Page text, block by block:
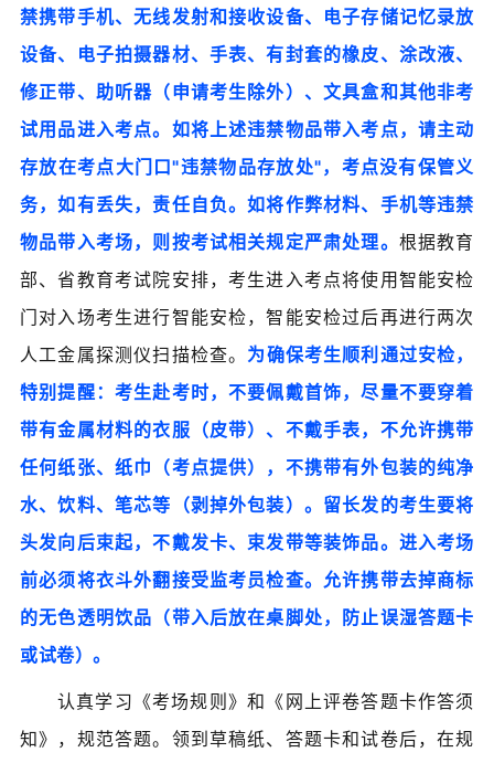
禁携带手机、无线发射和接收设备、电子存储记忆录放
设备、电子拍摄器材、手表、有封套的橡皮、涂改液、
修正带、助听器（申请考生除外）、文具盒和其他非考
试用品进入考点。如将上述违禁物品带入考点，请主动
存放在考点大门口"违禁物品存放处"，考点没有保管义
务，如有丢失，责任自负。如将作弊材料、手机等违禁
物品带入考场，则按考试相关规定严肃处理。 根据教育
部、省教育考试院安排，考生进入考点将使用智能安检
门对入场考生进行智能安检，智能安检过后再进行两次
人工金属探测仪扫描检查。 为确保考生顺利通过安检，
特别提醒：考生赴考时，不要佩戴首饰，尽量不要穿着
带有金属材料的衣服（皮带）、不戴手表，不允许携带
任何纸张、纸巾（考点提供），不携带有外包装的纯净
水、饮料、笔芯等（剥掉外包装）。留长发的考生要将
头发向后束起，不戴发卡、束发带等装饰品。进入考场
前必须将衣斗外翻接受监考员检查。允许携带去掉商标
的无色透明饮品（带入后放在桌脚处，防止误湿答题卡
或试卷）。
认真学习《考场规则》和《网上评卷答题卡作答须
知》，规范答题。领到草稿纸、答题卡和试卷后，在规